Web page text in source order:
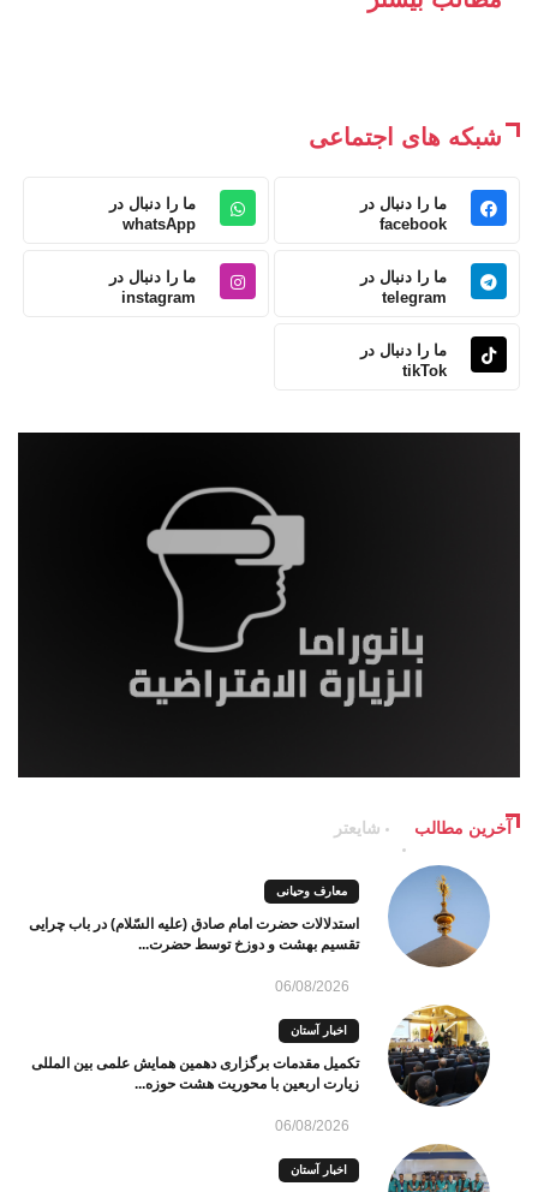
شبکه های اجتماعی
ما را دنبال در
facebook
ما را دنبال در
whatsApp
ما را دنبال در
telegram
ما را دنبال در
instagram
ما را دنبال در
tikTok
آخرین مطالب شایعتر
معارف وحیانی
استدلالات حضرت امام صادق (علیه السّلام) در باب چرایی
تقسیم بهشت و دوزخ توسط حضرت...
06/08/2026
اخبار آستان
تکمیل مقدمات برگزاری دهمین همایش علمی بین المللی
زیارت اربعین با محوریت هشت حوزه...
06/08/2026
اخبار آستان